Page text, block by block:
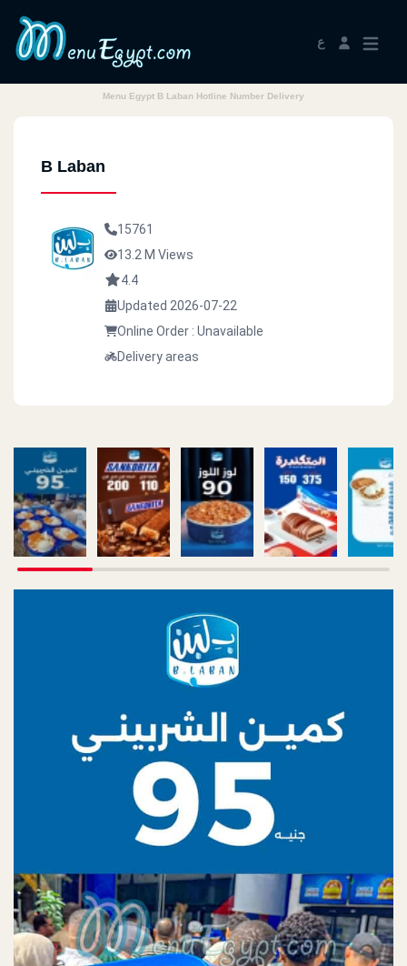
ع
Menu Egypt B Laban Hotline Number Delivery
B Laban
15761
13.2 M Views
4.4
Updated 2026-07-22
Online Order : Unavailable
Delivery areas